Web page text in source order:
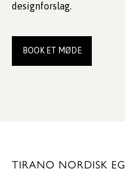
designforslag.
BOOK ET MØDE
TIRANO NORDISK EG